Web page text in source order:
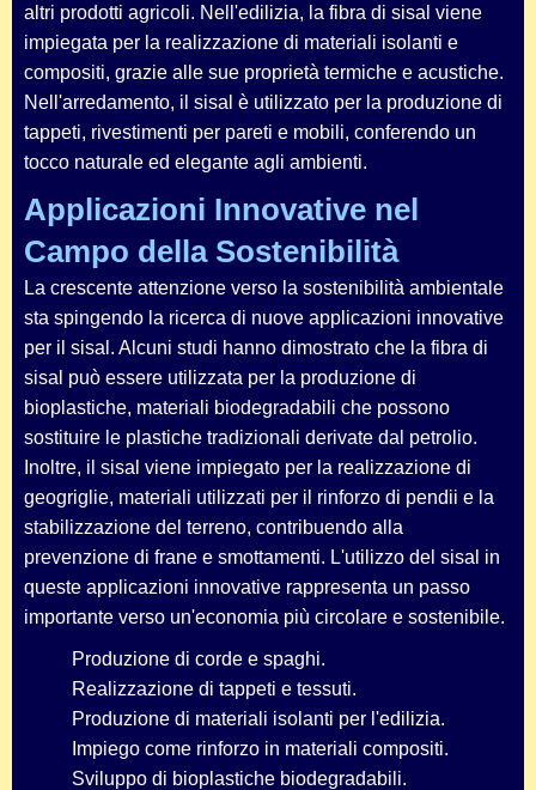
altri prodotti agricoli. Nell'edilizia, la fibra di sisal viene
impiegata per la realizzazione di materiali isolanti e
compositi, grazie alle sue proprietà termiche e acustiche.
Nell'arredamento, il sisal è utilizzato per la produzione di
tappeti, rivestimenti per pareti e mobili, conferendo un
tocco naturale ed elegante agli ambienti.
Applicazioni Innovative nel
Campo della Sostenibilità
La crescente attenzione verso la sostenibilità ambientale
sta spingendo la ricerca di nuove applicazioni innovative
per il sisal. Alcuni studi hanno dimostrato che la fibra di
sisal può essere utilizzata per la produzione di
bioplastiche, materiali biodegradabili che possono
sostituire le plastiche tradizionali derivate dal petrolio.
Inoltre, il sisal viene impiegato per la realizzazione di
geogriglie, materiali utilizzati per il rinforzo di pendii e la
stabilizzazione del terreno, contribuendo alla
prevenzione di frane e smottamenti. L'utilizzo del sisal in
queste applicazioni innovative rappresenta un passo
importante verso un'economia più circolare e sostenibile.
Produzione di corde e spaghi.
Realizzazione di tappeti e tessuti.
Produzione di materiali isolanti per l'edilizia.
Impiego come rinforzo in materiali compositi.
Sviluppo di bioplastiche biodegradabili.